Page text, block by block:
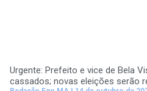
Urgente: Prefeito e vice de Bela
cassados; novas eleições serão